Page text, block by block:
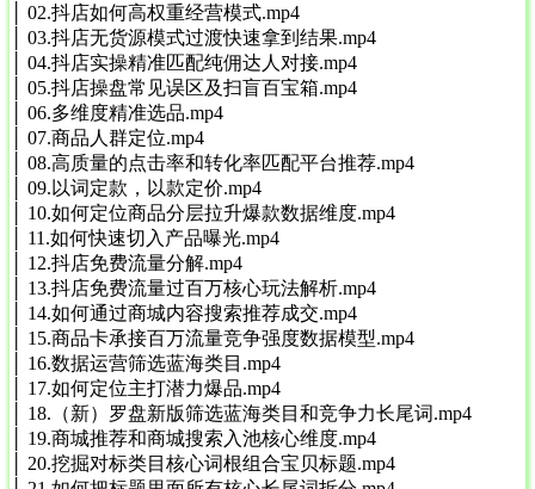
│ 02.抖店如何高权重经营模式.mp4
│ 03.抖店无货源模式过渡快速拿到结果.mp4
│ 04.抖店实操精准匹配纯佣达人对接.mp4
│ 05.抖店操盘常见误区及扫盲百宝箱.mp4
│ 06.多维度精准选品.mp4
│ 07.商品人群定位.mp4
│ 08.高质量的点击率和转化率匹配平台推荐.mp4
│ 09.以词定款，以款定价.mp4
│ 10.如何定位商品分层拉升爆款数据维度.mp4
│ 11.如何快速切入产品曝光.mp4
│ 12.抖店免费流量分解.mp4
│ 13.抖店免费流量过百万核心玩法解析.mp4
│ 14.如何通过商城内容搜索推荐成交.mp4
│ 15.商品卡承接百万流量竞争强度数据模型.mp4
│ 16.数据运营筛选蓝海类目.mp4
│ 17.如何定位主打潜力爆品.mp4
│ 18.（新）罗盘新版筛选蓝海类目和竞争力长尾词.mp4
│ 19.商城推荐和商城搜索入池核心维度.mp4
│ 20.挖掘对标类目核心词根组合宝贝标题.mp4